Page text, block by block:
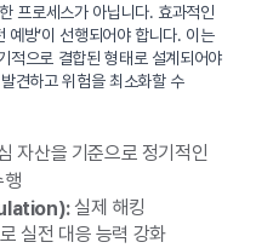
프로세스가 아닙니다. 효과적인
예방’이 선행되어야 합니다. 이는
적으로 결합된 형태로 설계되어야
견하고 위험을 최소화할 수
자산을 기준으로 정기적인
행
실제 해킹
실전 대응 능력 강화